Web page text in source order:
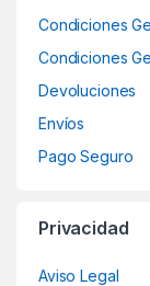
Condiciones
Condiciones
Devoluciones
Envíos
Pago Seguro
Privacidad
Aviso Legal